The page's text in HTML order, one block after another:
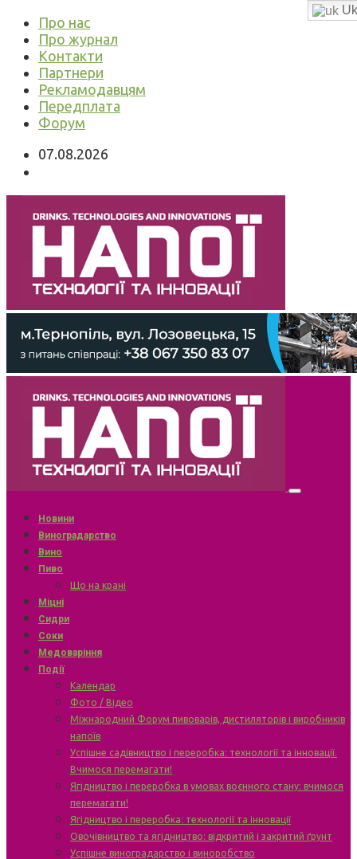
Про нас
Про журнал
Контакти
Партнери
Рекламодавцям
Передплата
Форум
07.08.2026
Новини
Виноградарство
Вино
Пиво
Що на крані
Міцні
Сидри
Соки
Медоваріння
Події
Календар
Фото / Відео
Міжнародний Форум пивоварів, дистиляторів і виробників
напоїв
Успішне садівництво і переробка: технології та інновації.
Вчимося перемагати!
Ягідництво і переробка в умовах воєнного стану: вчимося
перемагати!
Ягідництво і переробка: технології та інновації
Овочівництво та ягідництво: відкритий і закритий ґрунт
Успішне виноградарство і виноробство